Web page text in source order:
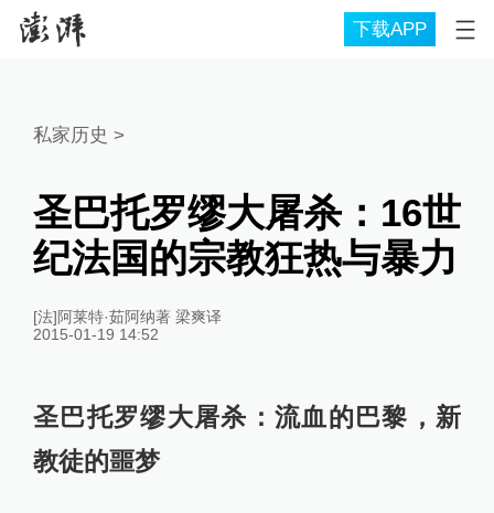
下载APP
私家历史 >
圣巴托罗缪大屠杀：16世
纪法国的宗教狂热与暴力
[法]阿莱特·茹阿纳著 梁爽译
2015-01-19 14:52
圣巴托罗缪大屠杀：流血的巴黎，新
教徒的噩梦